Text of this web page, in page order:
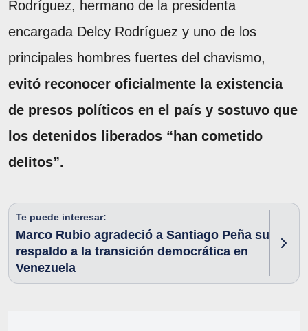
Rodríguez, hermano de la presidenta
encargada Delcy Rodríguez y uno de los
principales hombres fuertes del chavismo,
evitó reconocer oficialmente la existencia
de presos políticos en el país y sostuvo que
los detenidos liberados “han cometido
delitos”.
Te puede interesar:
Marco Rubio agradeció a Santiago Peña su
respaldo a la transición democrática en
Venezuela